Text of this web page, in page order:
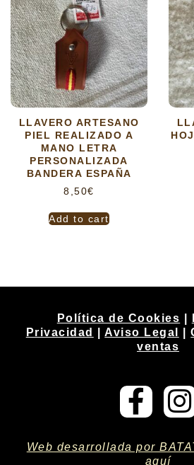
LLAVERO ARTESANO
PIEL REALIZADO A
MANO LETRA
PERSONALIZADA
BANDERA ESPAÑA
8,50€
Add to cart
Política de Cookies
Privacidad
|Aviso Legal |
ventas
Web desarrollada por
aquí